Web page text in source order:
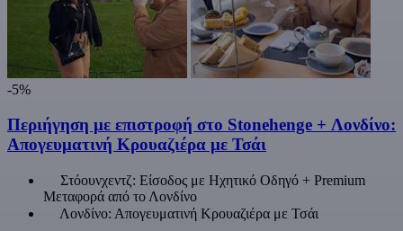
-5%
Περιήγηση με επιστροφή στο Stonehenge + Λονδίνο:
Απογευματινή Κρουαζιέρα με Τσάι
Στόουνχεντζ: Είσοδος με Ηχητικό Οδηγό + Premium
Μεταφορά από το Λονδίνο
Λονδίνο: Απογευματινή Κρουαζιέρα με Τσάι